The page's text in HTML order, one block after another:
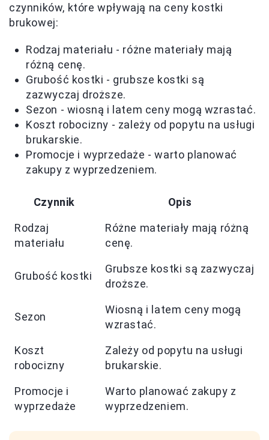
czynników, które wpływają na ceny kostki
brukowej:
Rodzaj materiału - różne materiały mają
różną cenę.
Grubość kostki - grubsze kostki są
zazwyczaj droższe.
Sezon - wiosną i latem ceny mogą wzrastać.
Koszt robocizny - zależy od popytu na usługi
brukarskie.
Promocje i wyprzedaże - warto planować
zakupy z wyprzedzeniem.
Czynnik Opis
Rodzaj
materiału
Różne materiały mają różną
cenę.
Grubość kostki
Grubsze kostki są zazwyczaj
droższe.
Sezon
Wiosną i latem ceny mogą
wzrastać.
Koszt
robocizny
Zależy od popytu na usługi
brukarskie.
Promocje i
wyprzedaże
Warto planować zakupy z
wyprzedzeniem.